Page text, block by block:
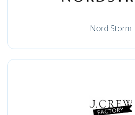
Nord Storm